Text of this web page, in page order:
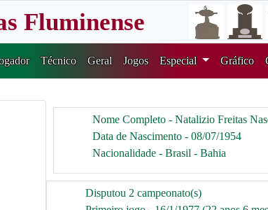
Fluminense
Técnico Geral Jogos Especial Gráfico
Nome Completo - Natalizio Freitas
Data de Nascimento - 08/07/1954
Nacionalidade - Brasil - Bahia
Disputou 2 campeonato(s)